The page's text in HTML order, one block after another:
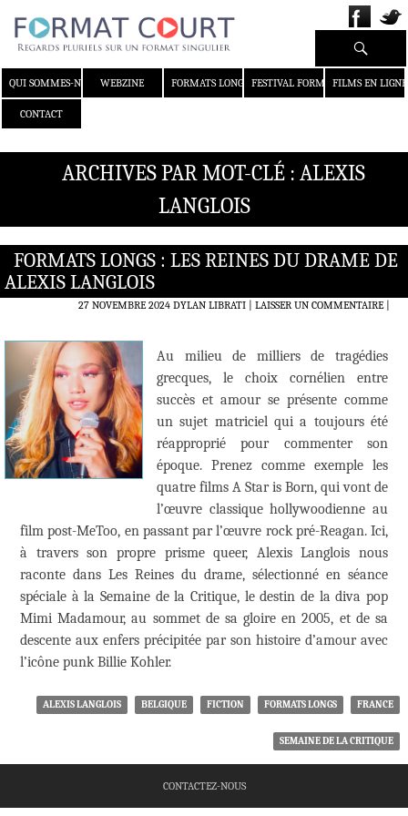
QUI SOMMES-NOUS ?WEBZINE FORMATS LONGS FESTIVAL FORMAT COURT
FILMS EN LIGNE
CONTACT
Recherche
ARCHIVES PAR MOT-CLÉ : ALEXIS
LANGLOIS
FORMATS LONGS : LES REINES DU DRAME DE
ALEXIS LANGLOIS
27 NOVEMBRE 2024 DYLAN LIBRATI LAISSER UN COMMENTAIRE|
Au milieu de milliers de tragédies
grecques, le choix cornélien entre
succès et amour se présente comme
un sujet matriciel qui a toujours été
réapproprié pour commenter son
époque. Prenez comme exemple les
quatre films A Star is Born, qui vont de
l’œuvre classique hollywoodienne au
film post-MeToo, en passant par l’œuvre rock pré-Reagan. Ici,
à travers son propre prisme queer, Alexis Langlois nous
raconte dans Les Reines du drame, sélectionné en séance
spéciale à la Semaine de la Critique, le destin de la diva pop
Mimi Madamour, au sommet de sa gloire en 2005, et de sa
descente aux enfers précipitée par son histoire d’amour avec
l’icône punk Billie Kohler.
ALEXIS LANGLOIS BELGIQUE FICTION FORMATS LONGS FRANCE
SEMAINE DE LA CRITIQUE
CONTACTEZ-NOUS